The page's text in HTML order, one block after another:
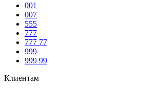
001
007
555
777
777 77
999
999 99
Клиентам